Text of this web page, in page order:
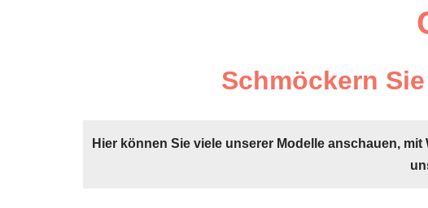
Schmöckern
Hier können Sie viele unserer Modelle anschauen, mit